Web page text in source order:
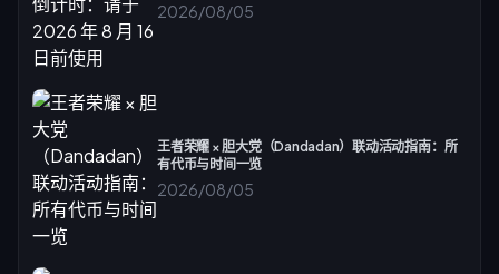
2026/08/05
王者荣耀 × 胆大党（Dandadan）联动活动指南：所
有代币与时间一览
2026/08/05